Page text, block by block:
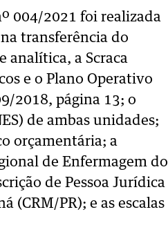
004/2021 foi realizada
transferência do
analítica, a Scraca
e o Plano Operativo
2018, página 13; o
de ambas unidades;
orçamentária; a
de Enfermagem do
de Pessoa Jurídica
(CRM/PR); e as escalas